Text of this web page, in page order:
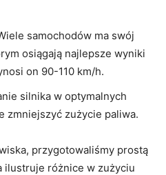
samochodów ma swój
osiągają najlepsze wyniki
on 90-110 km/h.
silnika w optymalnych
zmniejszyć zużycie paliwa.
przygotowaliśmy prostą
ilustruje różnice w zużyciu